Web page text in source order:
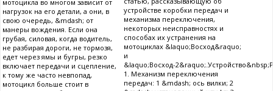
мотоцикла во многом зависит от
нагрузок на его детали, а они, в
свою очередь, &mdash; от
манеры вождения. Если она
грубая, силовая, когда водитель,
не разбирая дороги, не тормозя,
едет через ямы и бугры, резко
включает передачи и сцепление,
к тому же часто невпопад,
мотоцикл больше стоит в
устройстве коробки передач и
механизма переключения,
некоторых неисправностях и
способах их устранения на
мотоциклах &laquo;Восход&raquo;
и
&laquo;Восход-
1. Механизм переключения
передач: 1 &mdash; ось вилки; 2